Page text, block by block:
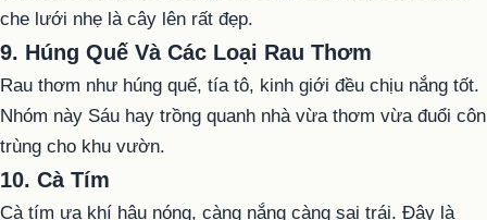
che lưới nhẹ là cây lên rất đẹp.
9. Húng Quế Và Các Loại Rau Thơm
Rau thơm như húng quế, tía tô, kinh giới đều chịu nắng tốt.
Nhóm này Sáu hay trồng quanh nhà vừa thơm vừa đuổi côn
trùng cho khu vườn.
10. Cà Tím
Cà tím ưa khí hậu nóng, càng nắng càng sai trái. Đây là